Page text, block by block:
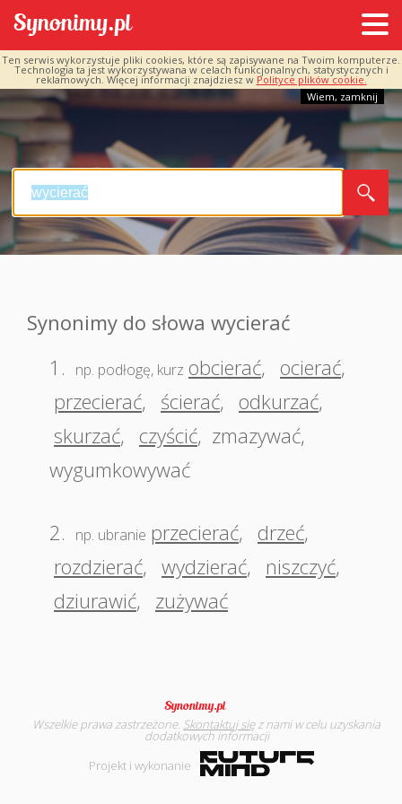
Ten serwis wykorzystuje pliki cookies, które są zapisywane na Twoim komputerze.
Technologia ta jest wykorzystywana w celach funkcjonalnych, statystycznych i
reklamowych. Więcej informacji znajdziesz w Polityce plików cookie.
Wiem, zamknij
Synonimy do słowa wycierać
1.
np. podłogę, kurz obcierać, ocierać,
przecierać, ścierać, odkurzać,
skurzać, czyścić, zmazywać,
wygumkowywać
2. np. ubranie przecierać, drzeć,
rozdzierać, wydzierać, niszczyć,
dziurawić, zużywać
Wszelkie prawa zastrzeżone. Skontaktuj sięz nami w celu uzyskania
dodatkowych informacji
Projekt i wykonanie